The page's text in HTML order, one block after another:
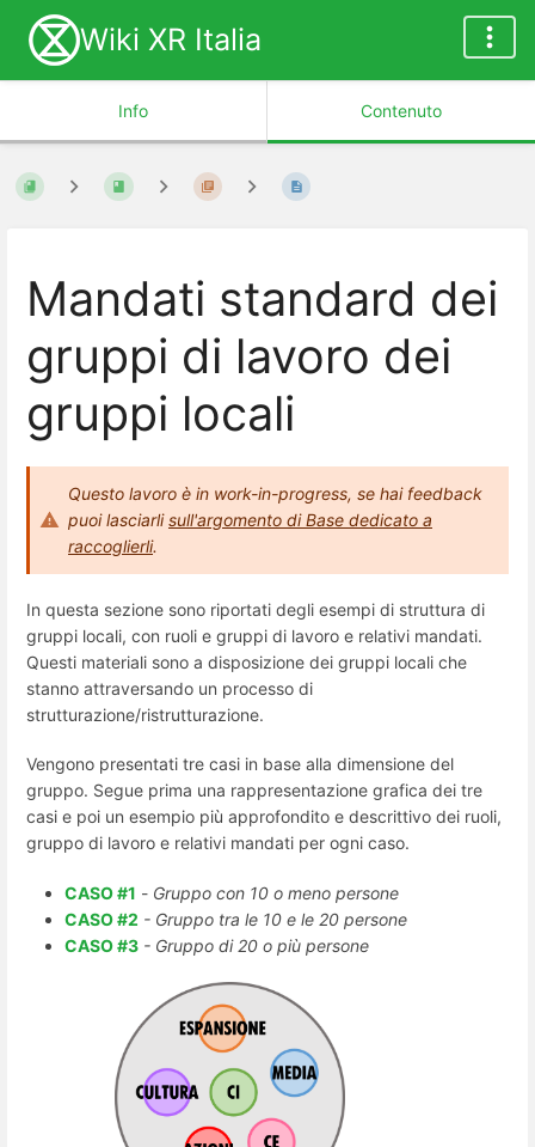
Wiki XR Italia
Info Contenuto
Mandati standard dei
gruppi di lavoro dei
gruppi locali
Questo lavoro è in work-in-progress, se hai feedback
puoi lasciarlisull'argomento di Base dedicato a
raccoglierli.
In questa sezione sono riportati degli esempi di struttura di
gruppi locali, con ruoli e gruppi di lavoro e relativi mandati.
Questi materiali sono a disposizione dei gruppi locali che
stanno attraversando un processo di
strutturazione/ristrutturazione.
Vengono presentati tre casi in base alla dimensione del
gruppo. Segue prima una rappresentazione grafica dei tre
casi e poi un esempio più approfondito e descrittivo dei ruoli,
gruppo di lavoro e relativi mandati per ogni caso.
CASO #1 - Gruppo con 10 o meno persone
CASO #2 - Gruppo tra le 10 e le 20 persone
CASO #3 - Gruppo di 20 o più persone